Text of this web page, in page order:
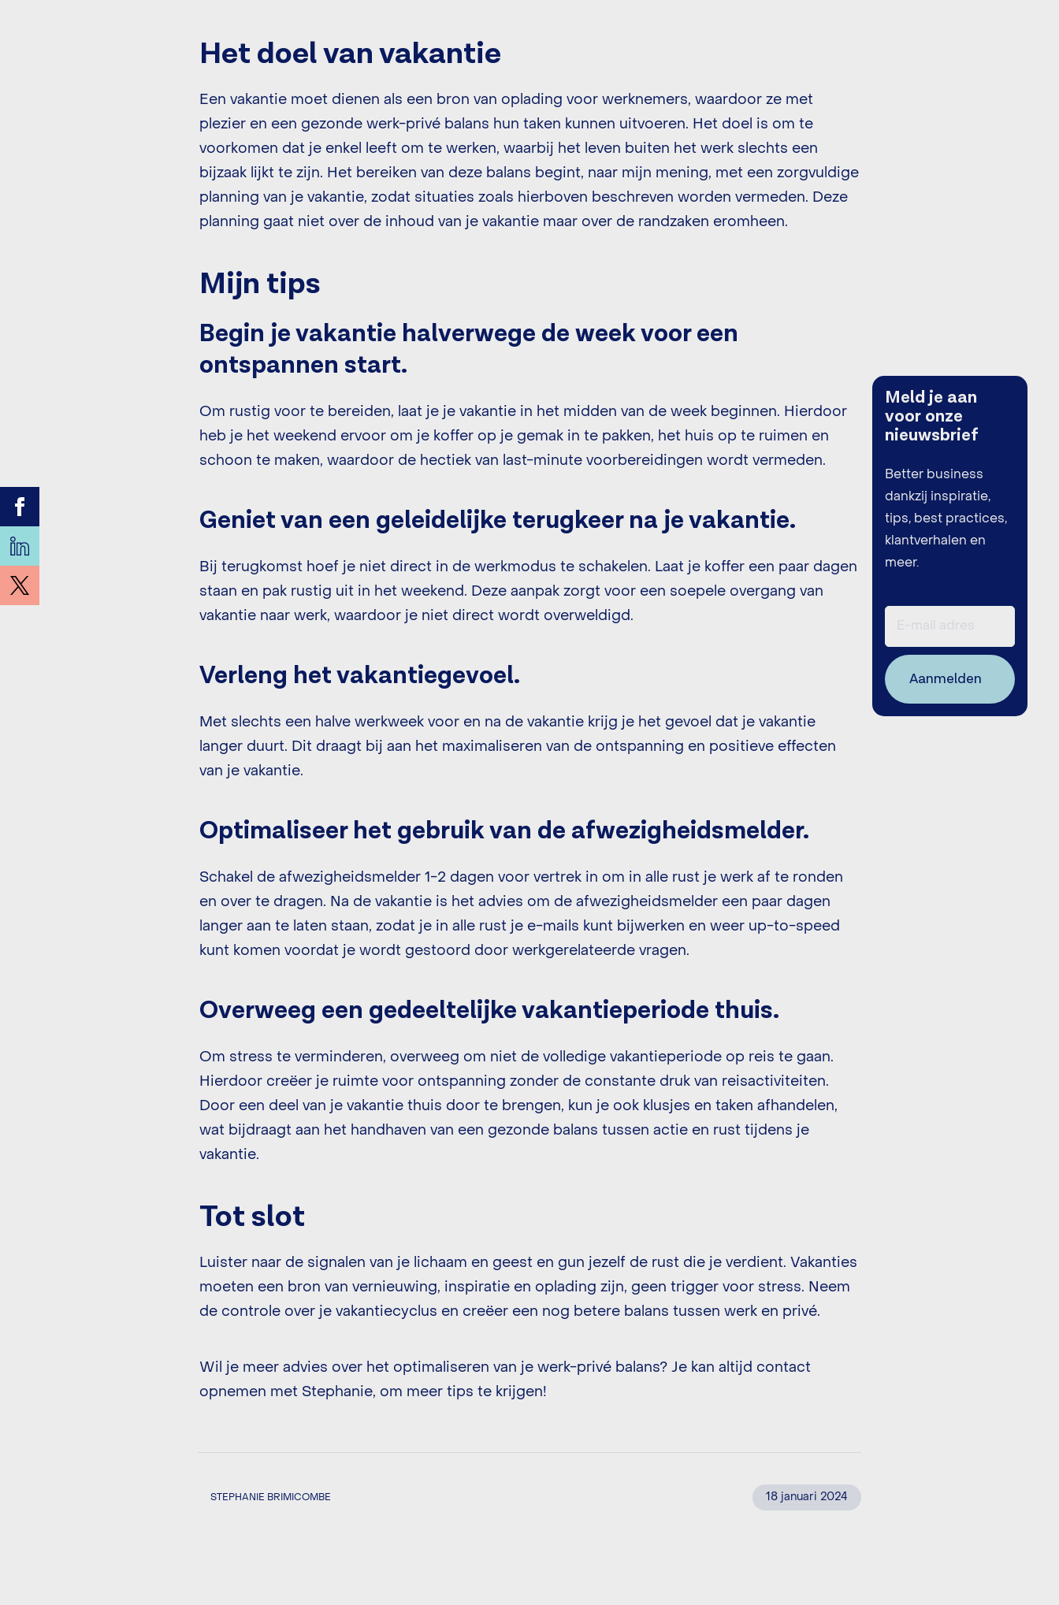
Het doel van vakantie
Een vakantie moet dienen als een bron van oplading voor werknemers, waardoor ze met
plezier en een gezonde werk-privé balans hun taken kunnen uitvoeren. Het doel is om te
voorkomen dat je enkel leeft om te werken, waarbij het leven buiten het werk slechts een
bijzaak lijkt te zijn. Het bereiken van deze balans begint, naar mijn mening, met een zorgvuldige
planning van je vakantie, zodat situaties zoals hierboven beschreven worden vermeden. Deze
planning gaat niet over de inhoud van je vakantie maar over de randzaken eromheen.
Mijn tips
Begin je vakantie halverwege de week voor een
ontspannen start.
Om rustig voor te bereiden, laat je je vakantie in het midden van de week beginnen. Hierdoor
heb je het weekend ervoor om je koffer op je gemak in te pakken, het huis op te ruimen en
schoon te maken, waardoor de hectiek van last-minute voorbereidingen wordt vermeden.
Geniet van een geleidelijke terugkeer na je vakantie.
Bij terugkomst hoef je niet direct in de werkmodus te schakelen. Laat je koffer een paar dagen
staan en pak rustig uit in het weekend. Deze aanpak zorgt voor een soepele overgang van
vakantie naar werk, waardoor je niet direct wordt overweldigd.
Verleng het vakantiegevoel.
Met slechts een halve werkweek voor en na de vakantie krijg je het gevoel dat je vakantie
langer duurt. Dit draagt bij aan het maximaliseren van de ontspanning en positieve effecten
van je vakantie.
Optimaliseer het gebruik van de afwezigheidsmelder.
Schakel de afwezigheidsmelder 1-2 dagen voor vertrek in om in alle rust je werk af te ronden
en over te dragen. Na de vakantie is het advies om de afwezigheidsmelder een paar dagen
langer aan te laten staan, zodat je in alle rust je e-mails kunt bijwerken en weer up-to-speed
kunt komen voordat je wordt gestoord door werkgerelateerde vragen.
Overweeg een gedeeltelijke vakantieperiode thuis.
Om stress te verminderen, overweeg om niet de volledige vakantieperiode op reis te gaan.
Hierdoor creëer je ruimte voor ontspanning zonder de constante druk van reisactiviteiten.
Door een deel van je vakantie thuis door te brengen, kun je ook klusjes en taken afhandelen,
wat bijdraagt aan het handhaven van een gezonde balans tussen actie en rust tijdens je
vakantie.
Tot slot
Luister naar de signalen van je lichaam en geest en gun jezelf de rust die je verdient. Vakanties
moeten een bron van vernieuwing, inspiratie en oplading zijn, geen trigger voor stress. Neem
de controle over je vakantiecyclus en creëer een nog betere balans tussen werk en privé.
Wil je meer advies over het optimaliseren van je werk-privé balans? Je kan altijd contact
opnemen met Stephanie, om meer tips te krijgen!
Meld je aan
voor onze
nieuwsbrief
Better business
dankzij inspiratie,
tips, best practices,
klantverhalen en
meer.
STEPHANIE BRIMICOMBE 18 januari 2024